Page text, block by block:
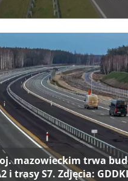
mazowieckim trwa
i trasy S7. Zdjęcia: